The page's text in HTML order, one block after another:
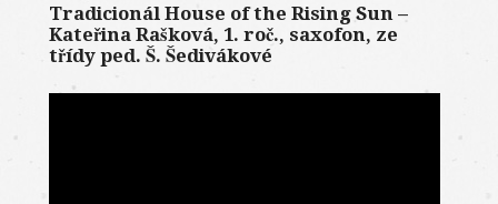
Tradicionál House of the Rising Sun –
Kateřina Rašková, 1. roč., saxofon, ze
třídy ped. Š. Šedivákové